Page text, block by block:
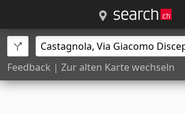
Feedback | Zur alten Karte wechseln